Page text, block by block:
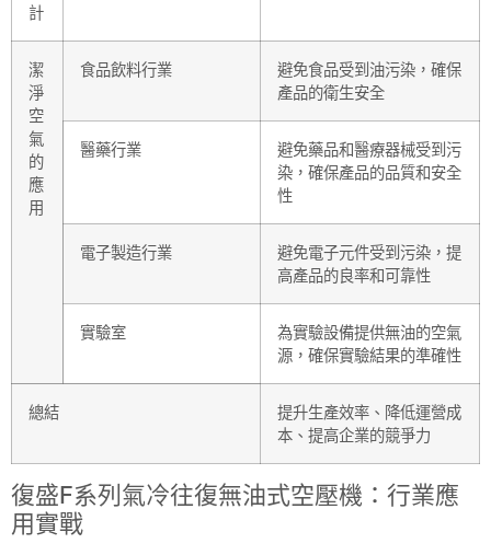
計
潔
淨
空
氣
的
應
用
食品飲料行業
避免食品受到油污染，確保
產品的衛生安全
醫藥行業
避免藥品和醫療器械受到污
染，確保產品的品質和安全
性
電子製造行業
避免電子元件受到污染，提
高產品的良率和可靠性
實驗室
為實驗設備提供無油的空氣
源，確保實驗結果的準確性
總結
提升生產效率、降低運營成
本、提高企業的競爭力
復盛F系列氣冷往復無油式空壓機：行業應
用實戰